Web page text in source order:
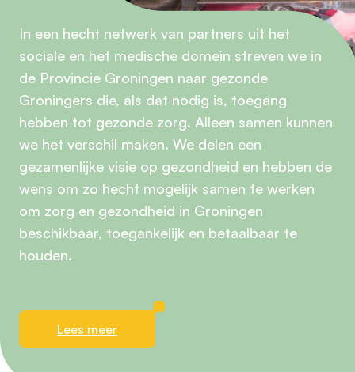
In een hecht netwerk van partners uit het
sociale en het medische domein streven we in
de Provincie Groningen naar gezonde
Groningers die, als dat nodig is, toegang
hebben tot gezonde zorg. Alleen samen kunnen
we het verschil maken. We delen een
gezamenlijke visie op gezondheid en hebben de
wens om zo hecht mogelijk samen te werken
om zorg en gezondheid in Groningen
beschikbaar, toegankelijk en betaalbaar te
houden.
Lees meer